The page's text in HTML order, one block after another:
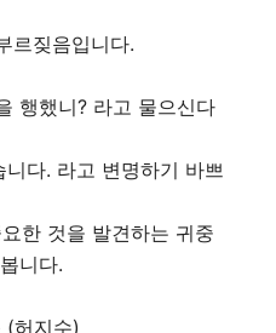
르짖음입니다.
행했니? 라고 물으신다
다. 라고 변명하기 바쁘
한 것을 발견하는 귀중
니다.
(허지수)